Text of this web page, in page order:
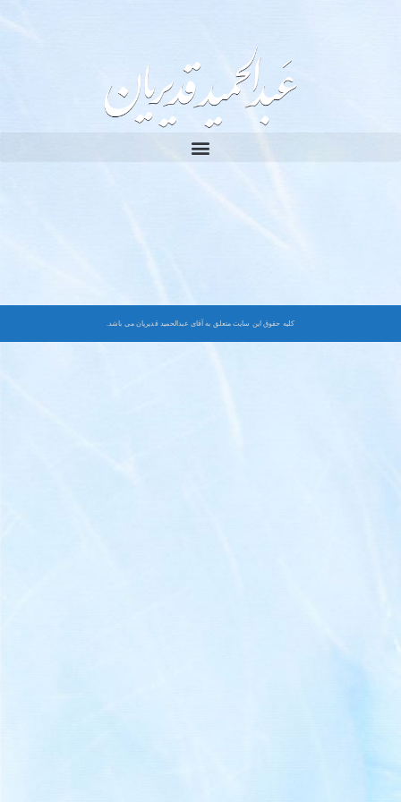
کلیه حقوق این سایت متعلق به آقای عبدالحمید قدیریان می باشد.